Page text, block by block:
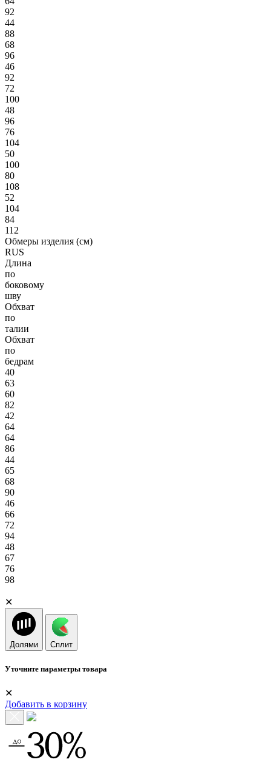
92
44
88
68
96
46
92
72
100
48
96
76
104
50
100
80
108
52
104
84
112
Обмеры изделия (см)
RUS
Длина
по
боковому
шву
Обхват
по
талии
Обхват
по
бедрам
40
63
60
82
42
64
64
86
44
65
68
90
46
66
72
94
48
67
76
98
✕
Долями Сплит
Уточните параметры товара
✕
Добавить в корзину